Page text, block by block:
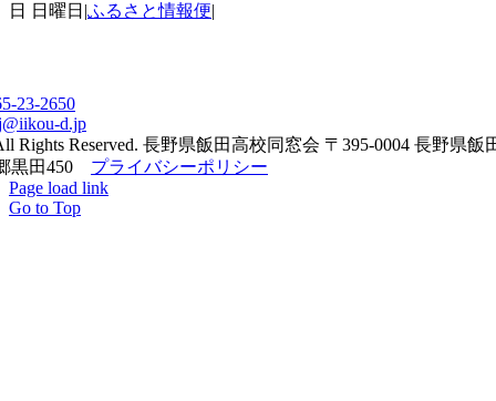
日 日曜日 |ふるさと情報便|
23-2650
d.jp
Rights Reserved. 長野県飯田高校同窓会 〒395-0004 長野県飯
黒田450 プライバシーポリシー
Page load link
Go to Top